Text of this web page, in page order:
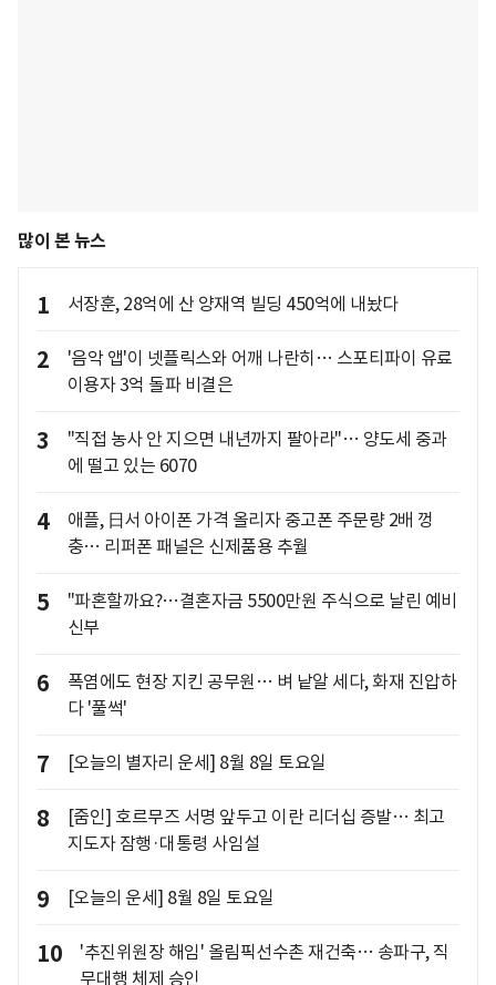
많이 본 뉴스
1 서장훈, 28억에 산 양재역 빌딩 450억에 내놨다
2
'음악 앱'이 넷플릭스와 어깨 나란히… 스포티파이 유료
이용자 3억 돌파 비결은
3
"직접 농사 안 지으면 내년까지 팔아라"… 양도세 중과
에 떨고 있는 6070
4
애플, 日서 아이폰 가격 올리자 중고폰 주문량 2배 껑
충… 리퍼폰 패널은 신제품용 추월
5
"파혼할까요?…결혼자금 5500만원 주식으로 날린 예비
신부
6
폭염에도 현장 지킨 공무원… 벼 낱알 세다, 화재 진압하
다 '풀썩'
7 [오늘의 별자리 운세] 8월 8일 토요일
8
[줌인] 호르무즈 서명 앞두고 이란 리더십 증발… 최고
지도자 잠행·대통령 사임설
9 [오늘의 운세] 8월 8일 토요일
10
'추진위원장 해임' 올림픽선수촌 재건축… 송파구, 직
무대행 체제 승인